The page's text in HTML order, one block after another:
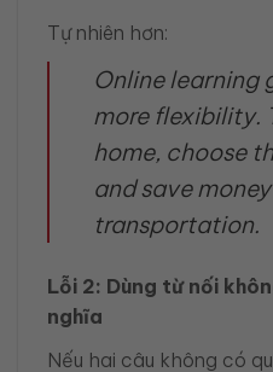
Tự nhiên hơn:
Online learning
more flexibility.
home, choose
and save
transportation.
Lỗi 2: Dùng từ nối
nghĩa
Nếu hai câu không có